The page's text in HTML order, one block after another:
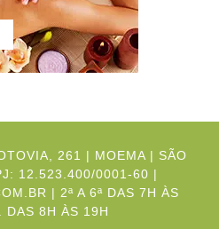
261 | MOEMA | SÃO
12.523.400/0001-60 |
| 2ª A 6ª DAS 7H ÀS
DAS 8H ÀS 19H